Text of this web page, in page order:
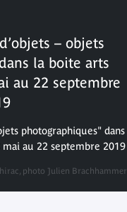
– objets
la boite arts
au 22 septembre
photographiques" dans
au 22 septembre 2019
photo Julien Brachhammer